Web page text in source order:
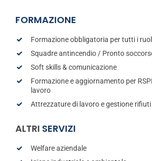
FORMAZIONE
Formazione obbligatoria per tutti i
Squadre antincendio / Pronto
Soft skills & comunicazione
Formazione e aggiornamento per
lavoro
Attrezzature di lavoro e gestione rifiuti
ALTRI SERVIZI
Welfare aziendale